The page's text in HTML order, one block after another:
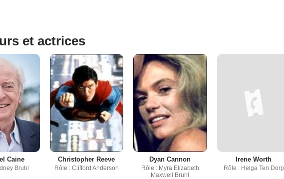
et actrices
Caine
Bruhl
Christopher Reeve
Rôle : Clifford Anderson
Dyan Cannon
Rôle : Myra Elizabeth
Maxwell Bruhl
Irene Worth
Rôle : Helga Ten Dorp